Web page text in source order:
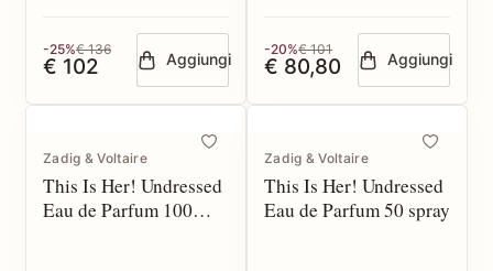
-25%€ 136
€ 102 Aggiungi
-20%€ 101
€ 80,80 Aggiungi
Zadig & Voltaire
This Is Her! Undressed
Eau de Parfum 100
Zadig & Voltaire
This Is Her! Undressed
Eau de Parfum 50 spray